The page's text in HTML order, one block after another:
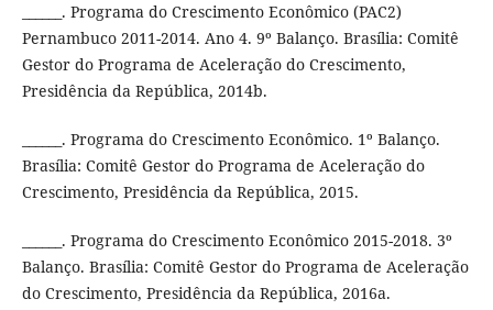
______. Programa do Crescimento Econômico (PAC2)
Pernambuco 2011-2014. Ano 4. 9º Balanço. Brasília: Comitê
Gestor do Programa de Aceleração do Crescimento,
Presidência da República, 2014b.
______. Programa do Crescimento Econômico. 1º Balanço.
Brasília: Comitê Gestor do Programa de Aceleração do
Crescimento, Presidência da República, 2015.
______. Programa do Crescimento Econômico 2015-2018. 3º
Balanço. Brasília: Comitê Gestor do Programa de Aceleração
do Crescimento, Presidência da República, 2016a.